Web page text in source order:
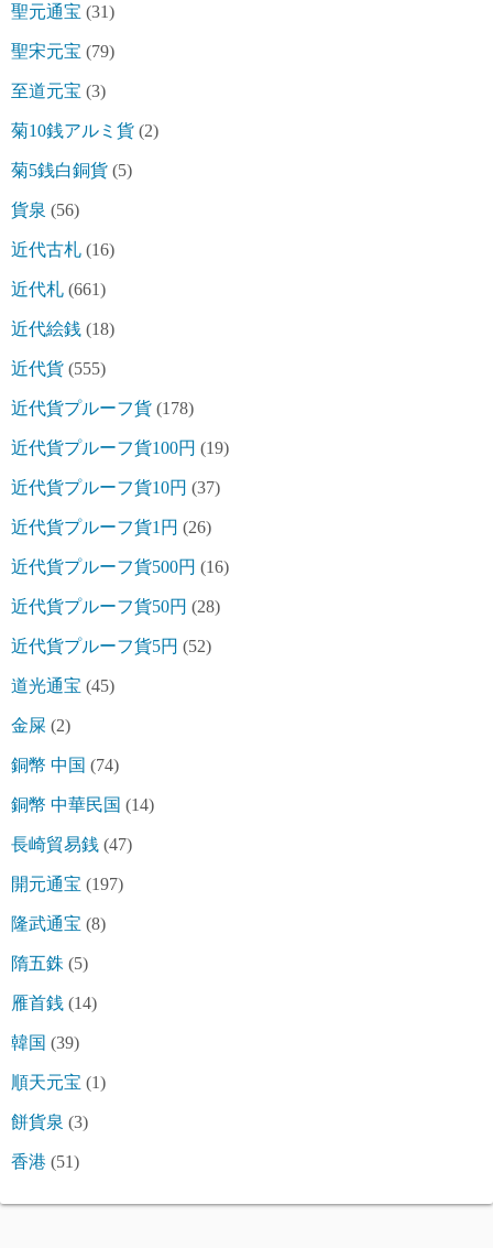
聖元通宝 (31)
聖宋元宝 (79)
至道元宝 (3)
菊10銭アルミ貨 (2)
菊5銭白銅貨 (5)
貨泉 (56)
近代古札 (16)
近代札 (661)
近代絵銭 (18)
近代貨 (555)
近代貨プルーフ貨 (178)
近代貨プルーフ貨100円 (19)
近代貨プルーフ貨10円 (37)
近代貨プルーフ貨1円 (26)
近代貨プルーフ貨500円 (16)
近代貨プルーフ貨50円 (28)
近代貨プルーフ貨5円 (52)
道光通宝 (45)
金屎 (2)
銅幣 中国 (74)
銅幣 中華民国 (14)
長崎貿易銭 (47)
開元通宝 (197)
隆武通宝 (8)
隋五銖 (5)
雁首銭 (14)
韓国 (39)
順天元宝 (1)
餅貨泉 (3)
香港 (51)